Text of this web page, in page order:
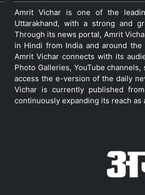
Amrit Vichar is one of the
Uttarakhand, with a strong and
Through its news portal, Amrit
in Hindi from India and around
Amrit Vichar connects with its
Photo Galleries, YouTube
access the e-version of the daily
Vichar is currently published from
continuously expanding its reach